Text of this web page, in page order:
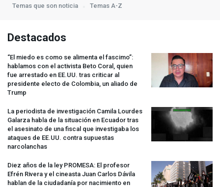
Temas que son noticia Temas A-Z
Destacados
“El miedo es como se alimenta el fascimo”:
hablamos con el activista Beto Coral, quien
fue arrestado en EE.UU. tras criticar al
presidente electo de Colombia, un aliado de
Trump
La periodista de investigación Camila Lourdes
Galarza habla de la situación en Ecuador tras
el asesinato de una fiscal que investigaba los
ataques de EE.UU. contra supuestas
narcolanchas
Diez años de la ley PROMESA: El profesor
Efrén Rivera y el cineasta Juan Carlos Dávila
hablan de la ciudadanía por nacimiento en